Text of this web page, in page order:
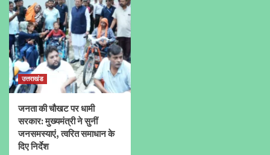
उत्तराखंड
जनता की चौखट पर धामी
सरकार: मुख्यमंत्री ने सुनीं
जनसमस्याएं, त्वरित समाधान के
दिए निर्देश